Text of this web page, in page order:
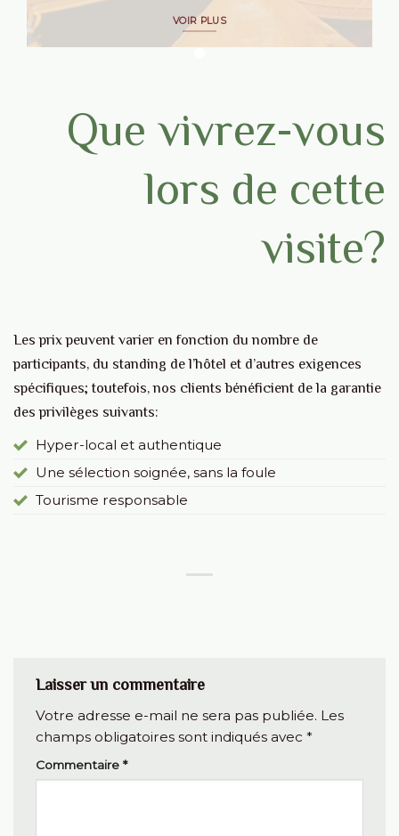
VOIR PLUS
Que vivrez-vous
lors de cette
visite?
Les prix peuvent varier en fonction du nombre de
participants, du standing de l’hôtel et d’autres exigences
spécifiques; toutefois, nos clients bénéficient de la garantie
des privilèges suivants:
Hyper-local et authentique
Une sélection soignée, sans la foule
Tourisme responsable
Laisser un commentaire
Votre adresse e-mail ne sera pas publiée. Les
champs obligatoires sont indiqués avec *
Commentaire *